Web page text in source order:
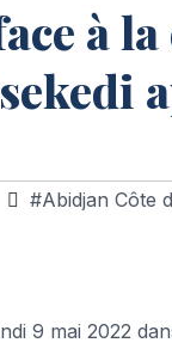
à
#Abidjan Côte
9 mai 2022